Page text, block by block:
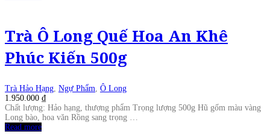
Trà Ô Long Quế Hoa An Khê
Phúc Kiến 500g
Trà Hảo Hạng, Ngự Phẩm, Ô Long
1.950.000 ₫
Chất lượng: Hảo hạng, thượng phẩm Trọng lượng 500g Hũ gốm màu vàng
Long bào, hoa văn Rồng sang trọng …
Read more